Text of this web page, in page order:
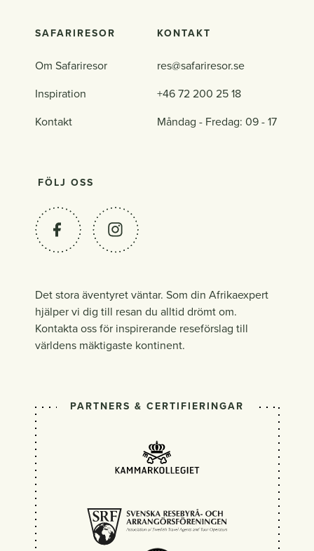
SAFARIRESOR
Om Safariresor
Inspiration
Kontakt
KONTAKT
res@safariresor.se
+46 72 200 25 18
Måndag - Fredag: 09 - 17
FÖLJ OSS
Det stora äventyret väntar. Som din Afrikaexpert
hjälper vi dig till resan du alltid drömt om.
Kontakta oss för inspirerande reseförslag till
världens mäktigaste kontinent.
PARTNERS & CERTIFIERINGAR